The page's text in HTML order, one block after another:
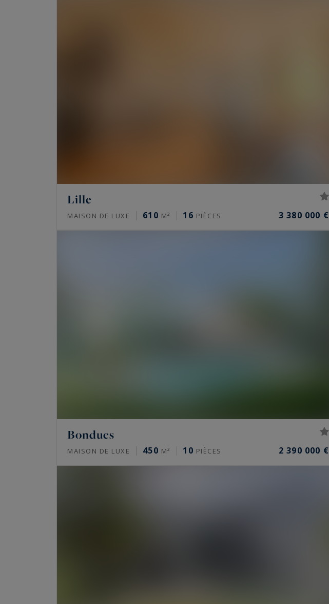
Lille
MAISON DE LUXE 610 M² 16 PIÈCES 3 380 000 €
Bondues
MAISON DE LUXE 450 M² 10 PIÈCES 2 390 000 €